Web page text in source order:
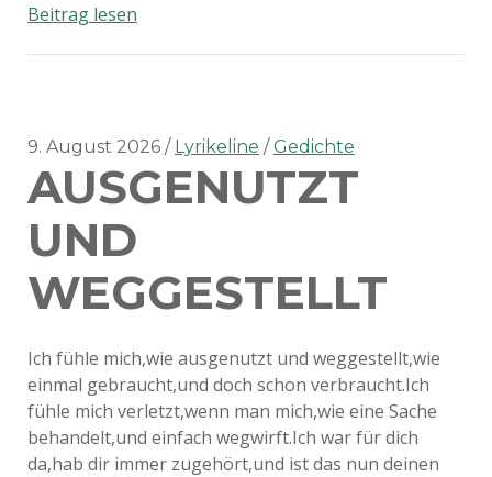
Beitrag lesenIch
9. August 2026 Lyrikeline Gedichte
AUSGENUTZT
UND
WEGGESTELLT
Ich fühle mich,wie ausgenutzt und weggestellt,wie
einmal gebraucht,und doch schon verbraucht.Ich
fühle mich verletzt,wenn man mich,wie eine Sache
behandelt,und einfach wegwirft.Ich war für dich
da,hab dir immer zugehört,und ist das nun deinen